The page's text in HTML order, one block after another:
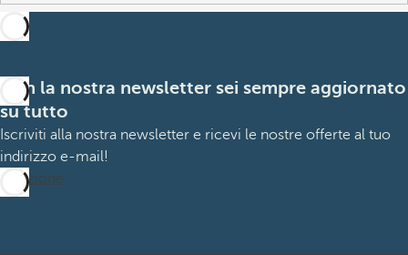
Con la nostra newsletter sei sempre aggiornato
su tutto
Iscriviti alla nostra newsletter e ricevi le nostre offerte al tuo
indirizzo e-mail!
Iscrizione